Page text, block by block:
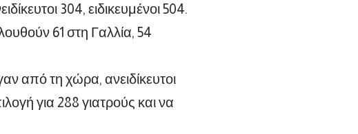
304, ειδικευμένοι 504.
61 στη Γαλλία, 54
από τη χώρα, ανειδίκευτοι
για 288 γιατρούς και να